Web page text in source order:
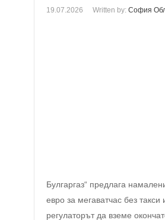
19.07.2026 Written by: София
Булгаргаз“ предлага
евро за мегаватчас без
регулаторът да вземе